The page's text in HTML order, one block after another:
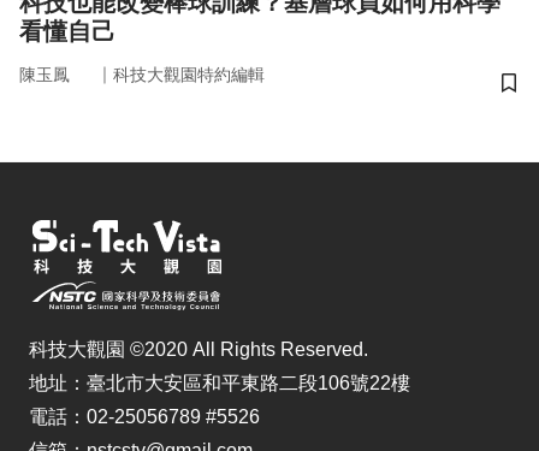
看懂自己
陳玉鳳 ｜ 科技大觀園特約編輯
儲
科技大觀園 ©2020 All Rights Reserved.
地址：臺北市大安區和平東路二段106號22樓
電話：02-25056789 #5526